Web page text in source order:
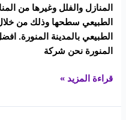
المنازل والفلل وغيرها من
الطبيعي سطحها وذلك من
الطبيعي بالمدينة المنورة.
المنورة نحن شركة
قراءة المزيد »